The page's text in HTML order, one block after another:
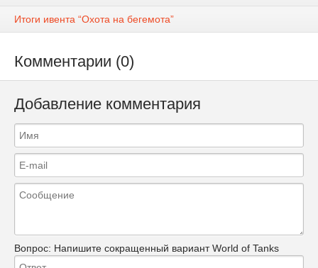
Итоги ивента “Охота на бегемота”
Комментарии (0)
Добавление комментария
Вопрос: Напишите сокращенный вариант World of Tanks